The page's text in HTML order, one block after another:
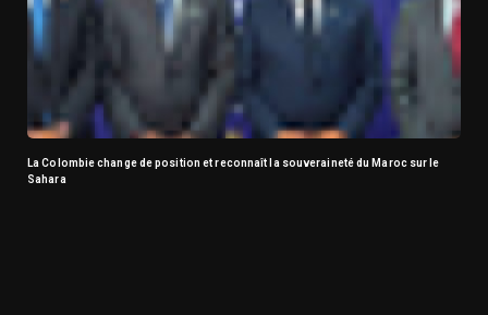
La Colombie change de position et reconnaît la souveraineté du Maroc sur le
Sahara